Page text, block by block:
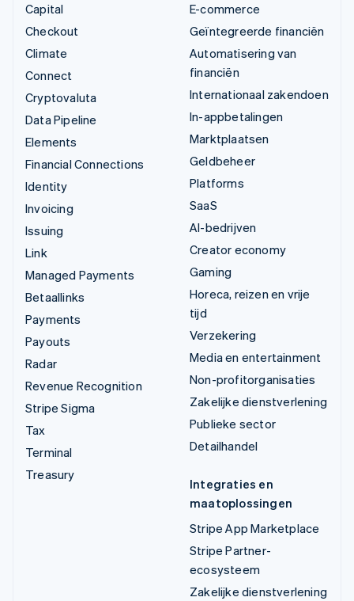
Capital
Checkout
Climate
Connect
Cryptovaluta
Data Pipeline
Elements
Financial Connections
Identity
Invoicing
Issuing
Link
Managed Payments
Betaallinks
Payments
Payouts
Radar
Revenue Recognition
Stripe Sigma
Tax
Terminal
Treasury
E-commerce
Geïntegreerde financiën
Automatisering van
financiën
Internationaal zakendoen
In-appbetalingen
Marktplaatsen
Geldbeheer
Platforms
SaaS
AI-bedrijven
Creator economy
Gaming
Horeca, reizen en vrije
tijd
Verzekering
Media en entertainment
Non-profitorganisaties
Zakelijke dienstverlening
Publieke sector
Detailhandel
Integraties en
maatoplossingen
Stripe App Marketplace
Stripe Partner-
ecosysteem
Zakelijke dienstverlening